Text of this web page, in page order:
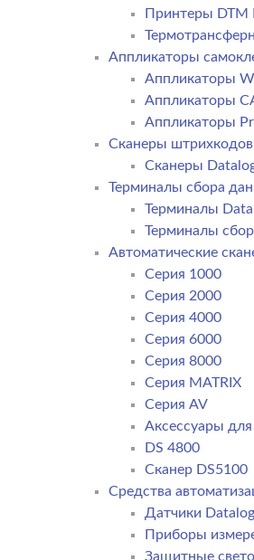
Принтеры DTM
Аппликаторы
Аппликаторы
Аппликаторы
Аппликаторы
Сканеры штрихкодов
Сканеры
Терминалы сбора
Терминалы
Терминалы
Автоматические
Серия 1000
Серия 2000
Серия 4000
Серия 6000
Серия 8000
Серия MATRIX
Серия AV
Аксессуары для
DS 4800
Сканер DS5100
Средства
Датчики
Приборы
Защитные